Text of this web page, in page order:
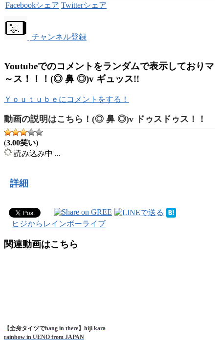
Facebookシェア Twitterシェア
チャンネル登録
Youtubeでのコメントをランダムで表示しておりマ
～ス！！！(◎ 鼻 ◎)v ギュッス!!
Ｙｏｕｔｕｂｅにコメントをする！
動画の説明はこちら！(◎ 鼻 ◎)v ドゥスドゥス！！
(3.00笑い)
読み込み中 ...
詳細
ヒジからレインボーライブ
関連動画はこちら
【全身タイツでhang in there】hiji kara
rainbow in UENO from JAPAN